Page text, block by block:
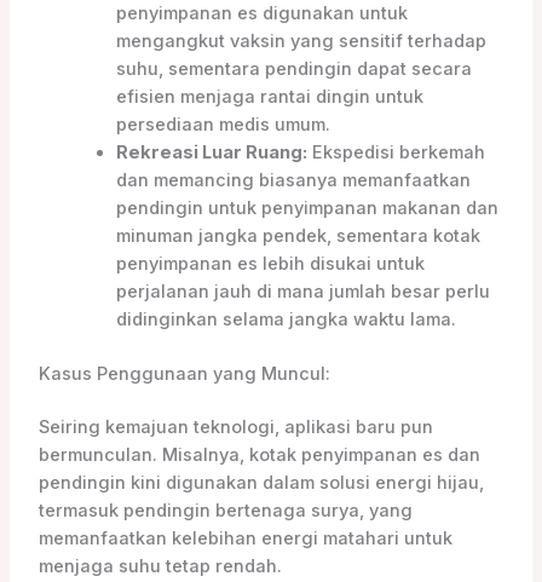
penyimpanan es digunakan untuk
mengangkut vaksin yang sensitif terhadap
suhu, sementara pendingin dapat secara
efisien menjaga rantai dingin untuk
persediaan medis umum.
Rekreasi Luar Ruang: Ekspedisi berkemah
dan memancing biasanya memanfaatkan
pendingin untuk penyimpanan makanan dan
minuman jangka pendek, sementara kotak
penyimpanan es lebih disukai untuk
perjalanan jauh di mana jumlah besar perlu
didinginkan selama jangka waktu lama.
Kasus Penggunaan yang Muncul:
Seiring kemajuan teknologi, aplikasi baru pun
bermunculan. Misalnya, kotak penyimpanan es dan
pendingin kini digunakan dalam solusi energi hijau,
termasuk pendingin bertenaga surya, yang
memanfaatkan kelebihan energi matahari untuk
menjaga suhu tetap rendah.